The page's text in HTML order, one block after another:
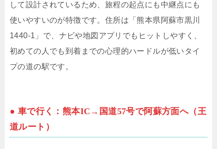
して設計されているため、旅程の起点にも中継点にも
使いやすいのが特徴です。住所は「熊本県阿蘇市黒川
1440-1」で、ナビや地図アプリでもヒットしやすく、
初めての人でも到着までの心理的ハードルが低いタイ
プの道の駅です。
● 車で行く：熊本IC→国道57号で阿蘇方面へ（王
道ルート）